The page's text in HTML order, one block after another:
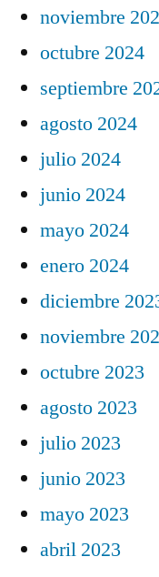
noviembre
octubre 2024
septiembre
agosto 2024
julio 2024
junio 2024
mayo 2024
enero 2024
diciembre
noviembre
octubre 2023
agosto 2023
julio 2023
junio 2023
mayo 2023
abril 2023